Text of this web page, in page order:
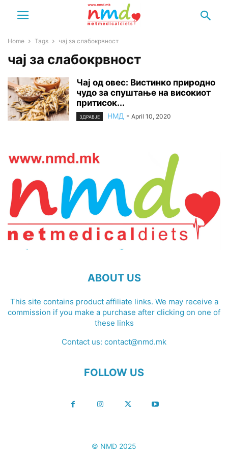
Home Tags чај за слабокрвност
чај за слабокрвност
Чај од овес: Вистинко природно
чудо за спуштање на високиот
притисок...
ЗДРАВЈЕ НМД - April 10, 2020
ABOUT US
This site contains product affiliate links. We may receive a
commission if you make a purchase after clicking on one of
these links
Contact us: contact@nmd.mk
FOLLOW US
© NMD 2025